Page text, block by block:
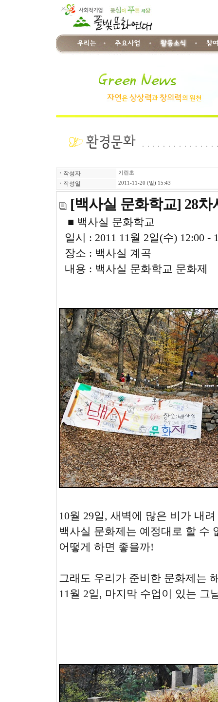
ㆍ 작성자 기린초
ㆍ 작성일 2011-11-20 (일) 15:43
[백사실 문화학교] 28
■ 백사실 문화학교
일시 : 2011 11월 2일(수) 12:00 -
장소 : 백사실 계곡
내용 : 백사실 문화학교 문화제
10월 29일, 새벽에 많은 비가 내려
백사실 문화제는 예정대로 할 수
어떻게 하면 좋을까!
그래도 우리가 준비한 문화제는
11월 2일, 마지막 수업이 있는 그